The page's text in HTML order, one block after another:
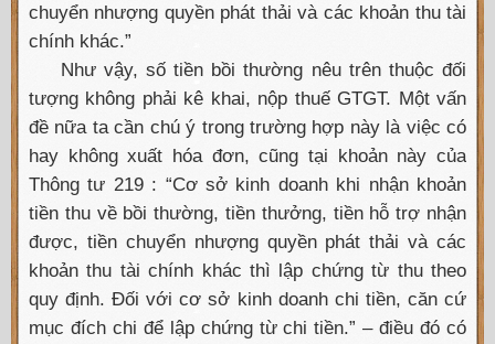
chuyển nhượng quyền phát thải và các khoản thu tài
chính khác.”
Như vậy, số tiền bồi thường nêu trên thuộc đối
tượng không phải kê khai, nộp thuế GTGT. Một vấn
đề nữa ta cần chú ý trong trường hợp này là việc có
hay không xuất hóa đơn, cũng tại khoản này của
Thông tư 219 : “Cơ sở kinh doanh khi nhận khoản
tiền thu về bồi thường, tiền thưởng, tiền hỗ trợ nhận
được, tiền chuyển nhượng quyền phát thải và các
khoản thu tài chính khác thì lập chứng từ thu theo
quy định. Đối với cơ sở kinh doanh chi tiền, căn cứ
mục đích chi để lập chứng từ chi tiền.” – điều đó có